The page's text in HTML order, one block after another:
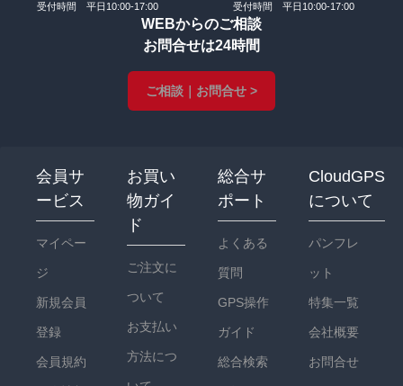
受付時間 平日10:00-17:00 受付時間 平日10:00-17:00
WEBからのご相談
お問合せは24時間
ご相談｜お問合せ >
会員サ
ービス
マイペー
ジ
新規会員
登録
会員規約
お買い
物ガイ
ド
ご注文に
ついて
お支払い
方法につ
総合サ
ポート
よくある
質問
GPS操作
ガイド
総合検索
CloudGPS
について
パンフレ
ット
特集一覧
会社概要
お問合せ